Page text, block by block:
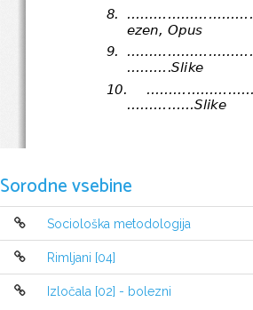
8.
ezen, Opus
9.
..........Slike
10.
...............Slike
Sorodne vsebine
Sociološka metodologija
Rimljani [04]
Izločala [02] - bolezni